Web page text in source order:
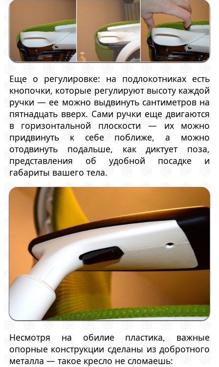
Еще о регулировке: на подлокотниках есть
кнопочки, которые регулируют высоту каждой
ручки — ее можно выдвинуть сантиметров на
пятнадцать вверх. Сами ручки еще двигаются
в горизонтальной плоскости — их можно
придвинуть к себе поближе, а можно
отодвинуть подальше, как диктует поза,
представления об удобной посадке и
габариты вашего тела.
Несмотря на обилие пластика, важные
опорные конструкции сделаны из добротного
металла — такое кресло не сломаешь: